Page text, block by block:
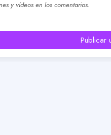
y vídeos en los comentarios.
Publicar